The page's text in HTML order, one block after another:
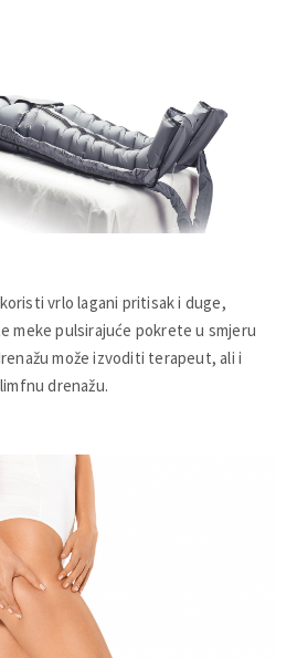
vrlo lagani pritisak i duge,
meke pulsirajuće pokrete u smjeru
može izvoditi terapeut, ali i
drenažu.